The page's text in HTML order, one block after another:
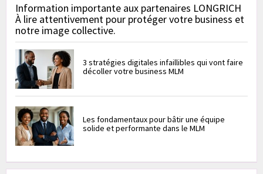
Information importante aux partenaires LONGRICH
À lire attentivement pour protéger votre business et
notre image collective.
3 stratégies digitales infaillibles qui vont faire
décoller votre business MLM
Les fondamentaux pour bâtir une équipe
solide et performante dans le MLM